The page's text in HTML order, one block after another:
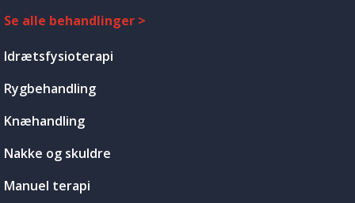
Se alle behandlinger >
Idrætsfysioterapi
Rygbehandling
Knæhandling
Nakke og skuldre
Manuel terapi